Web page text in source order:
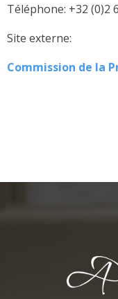
Téléphone: +32 (0)2
Site externe:
Commission de la